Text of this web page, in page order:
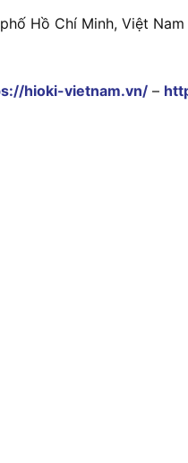
Hồ Chí Minh, Việt Nam
hioki-vietnam.vn/ –